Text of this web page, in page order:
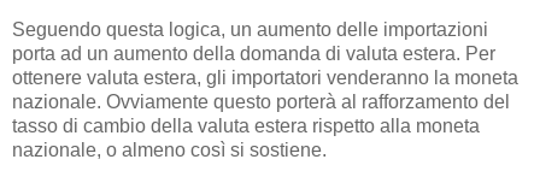
Seguendo questa logica, un aumento delle importazioni
porta ad un aumento della domanda di valuta estera. Per
ottenere valuta estera, gli importatori venderanno la moneta
nazionale. Ovviamente questo porterà al rafforzamento del
tasso di cambio della valuta estera rispetto alla moneta
nazionale, o almeno così si sostiene.